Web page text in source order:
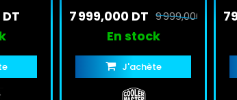
9 999,000 DT
7 999,000 DT
En stock
J'achète